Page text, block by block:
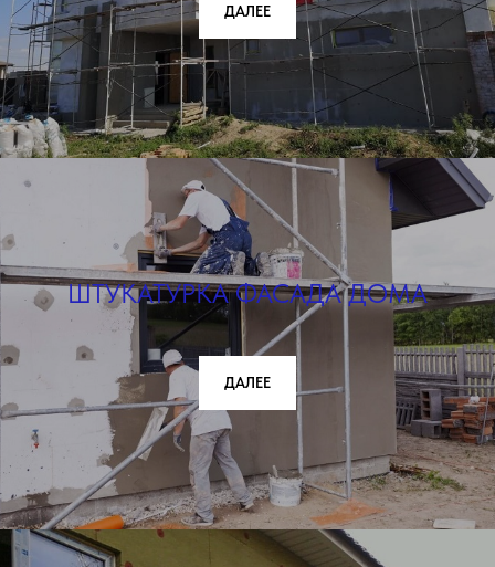
ДАЛЕЕ
ШТУКАТУРКА ФАСАДА ДОМА
ДАЛЕЕ